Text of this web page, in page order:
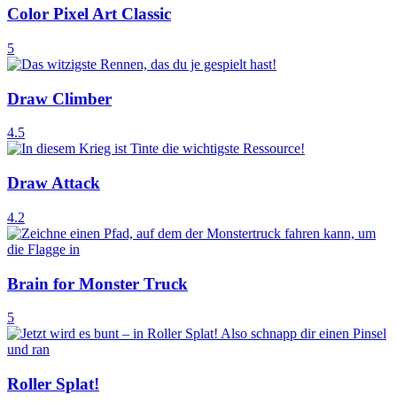
Color Pixel Art Classic
5
Draw Climber
4.5
Draw Attack
4.2
Brain for Monster Truck
5
Roller Splat!